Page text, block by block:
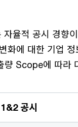
율적 공시 경향
화에 대한 기업
량 Scope에 따라
공시